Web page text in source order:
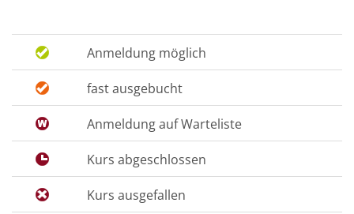
Anmeldung möglich
fast ausgebucht
Anmeldung auf Warteliste
Kurs abgeschlossen
Kurs ausgefallen